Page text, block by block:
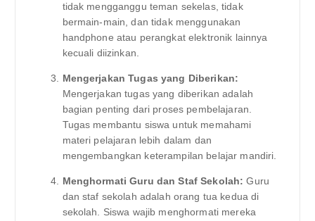
tidak mengganggu teman sekelas, tidak
bermain-main, dan tidak menggunakan
handphone atau perangkat elektronik lainnya
kecuali diizinkan.
Mengerjakan Tugas yang Diberikan:
Mengerjakan tugas yang diberikan adalah
bagian penting dari proses pembelajaran.
Tugas membantu siswa untuk memahami
materi pelajaran lebih dalam dan
mengembangkan keterampilan belajar mandiri.
Menghormati Guru dan Staf Sekolah: Guru
dan staf sekolah adalah orang tua kedua di
sekolah. Siswa wajib menghormati mereka